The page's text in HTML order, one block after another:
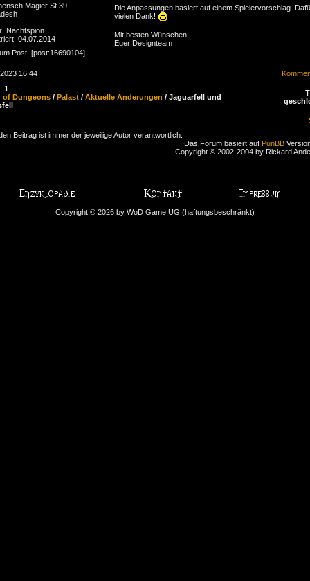
Magier St.39
Nachtspion
04.07.2014
Post: [post:16690104]
Die Anpassungen basiert auf einem Spielervorschlag.
vielen Dank!
Mit besten Wünschen
Euer Designteam
16:44
1
of Dungeons / Palast / Aktuelle Änderungen / Jaguarfell und
Beitrag ist immer der jeweilige Autor verantwortlich.
Das Forum basiert auf PunBB
Copyright © 2002-2004 by Rickard
Copyright © 2026 by WoD Game UG (haftungsbeschränkt)